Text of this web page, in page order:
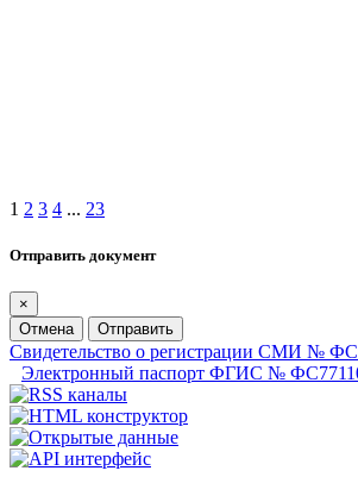
1 2 3 4 ... 23
Отправить документ
×
Отмена
Отправить
Свидетельство о регистрации СМИ №
Электронный паспорт ФГИС №